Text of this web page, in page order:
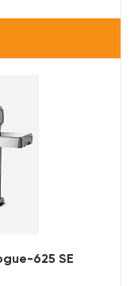
625 SE